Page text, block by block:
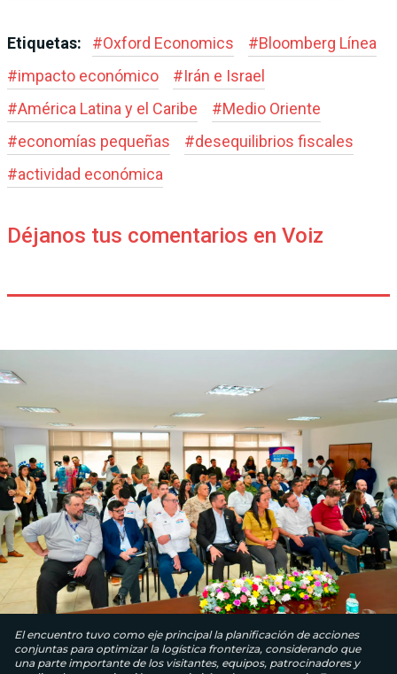
Etiquetas: #Oxford Economics #Bloomberg Línea
#impacto económico #Irán e Israel
#América Latina y el Caribe #Medio Oriente
#economías pequeñas #desequilibrios fiscales
#actividad económica
Déjanos tus comentarios en Voiz
El encuentro tuvo como eje principal la planificación de acciones
conjuntas para optimizar la logística fronteriza, considerando que
una parte importante de los visitantes, equipos, patrocinadores y